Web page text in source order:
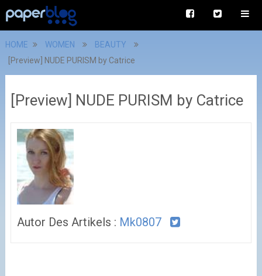
HOME WOMEN
BEAUTY
[Preview] NUDE PURISM by Catrice
[Preview] NUDE PURISM by Catrice
Autor Des Artikels : Mk0807